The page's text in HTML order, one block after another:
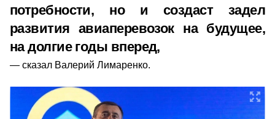
потребности, но и создаст задел
развития авиаперевозок на будущее,
на долгие годы вперед,
сказал Валерий Лимаренко.